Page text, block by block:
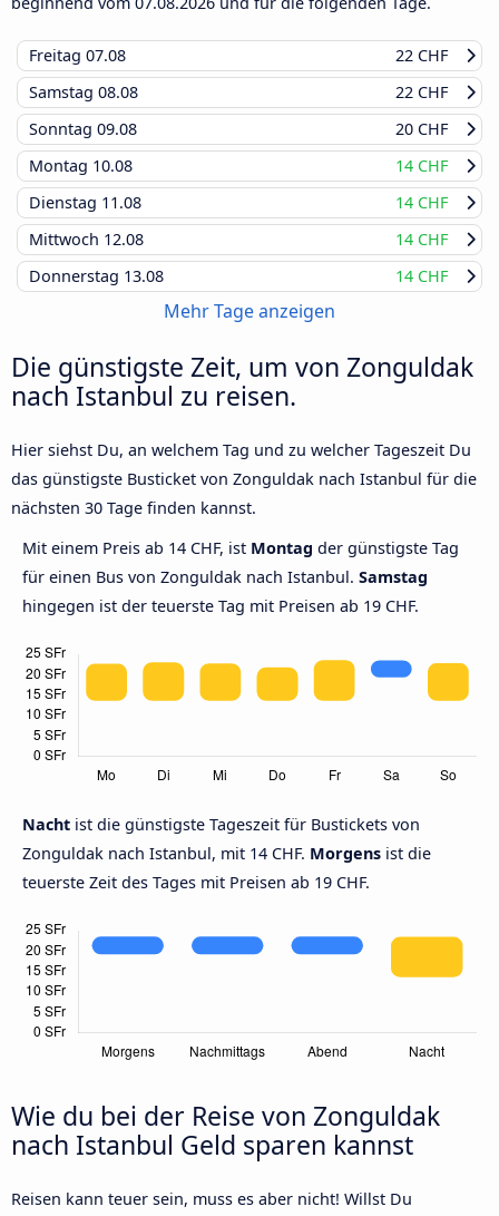
Freitag 07.08
22 CHF
Samstag 08.08
22 CHF
Sonntag 09.08
20 CHF
Montag 10.08
14 CHF
Dienstag 11.08
14 CHF
Mittwoch 12.08
14 CHF
Donnerstag 13.08 14 CHF
Mehr Tage anzeigen
Die günstigste Zeit, um von Zonguldak
nach Istanbul zu reisen.
Hier siehst Du, an welchem Tag und zu welcher Tageszeit Du
das günstigste Busticket von Zonguldak nach Istanbul für die
nächsten 30 Tage finden kannst.
Mit einem Preis ab 14 CHF, ist Montag der günstigste Tag
für einen Bus von Zonguldak nach Istanbul. Samstag
hingegen ist der teuerste Tag mit Preisen ab 19 CHF.
Nacht ist die günstigste Tageszeit für Bustickets von
Zonguldak nach Istanbul, mit 14 CHF. Morgens ist die
teuerste Zeit des Tages mit Preisen ab 19 CHF.
Wie du bei der Reise von Zonguldak
nach Istanbul Geld sparen kannst
Reisen kann teuer sein, muss es aber nicht! Willst Du